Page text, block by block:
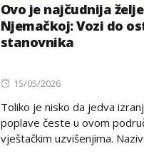
Ovo je najčudnija
Njemačkoj: Vozi do
stanovnika
Posted
15/05/2026
Toliko je nisko da jedva
poplave česte u ovom
vještačkim uzvišenjima.